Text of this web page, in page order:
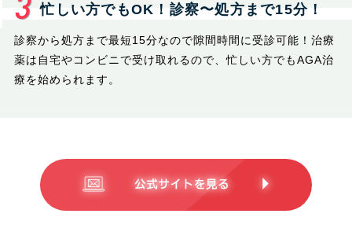
忙しい方でもOK！診察〜処方まで15分！
診察から処方まで最短15分なので隙間時間に受診可能！治療
薬は自宅やコンビニで受け取れるので、忙しい方でもAGA治
療を始められます。